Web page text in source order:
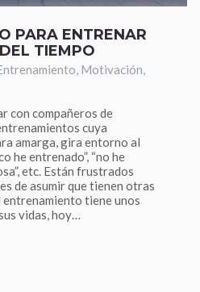
PARA ENTRENAR
TIEMPO
, Motivación,
con compañeros de
cuya
amarga, gira entorno al
he entrenado”, “no he
etc. Están frustrados
de asumir que tienen otras
entrenamiento tiene unos
vidas, hoy…